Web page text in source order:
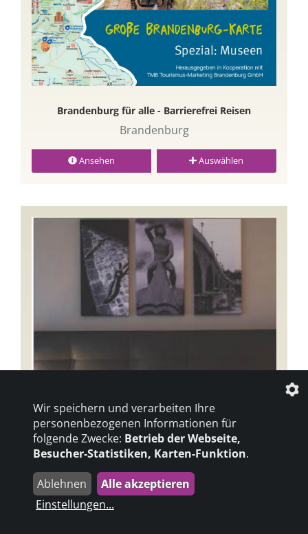
Brandenburg für alle - Barrierefrei Reisen
Brandenburg
Ansehen Auswählen
Wir speichern und verarbeiten Ihre
personenbezogenen Informationen für
folgende Zwecke: Betrieb der Webseite,
Besucher-Statistiken, Karten-Funktion.
Ablehnen
Alle akzeptieren
Einstellungen...